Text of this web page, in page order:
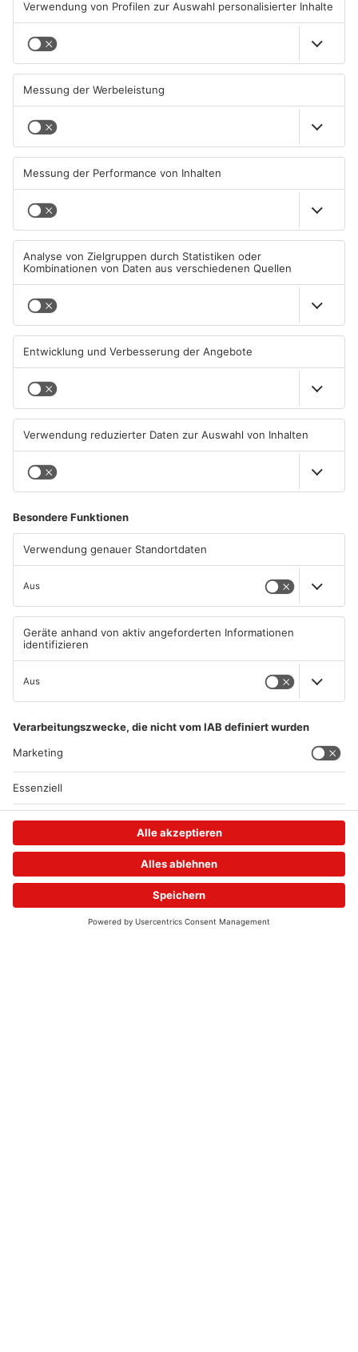
Ausstellung in Bruchköbel
zum Thema "Wasser im
Klimawandel"
07.08.2026, 05:00 UHR IN MAIN-
KINZIG-KREIS
Zwei Menschen verletzt
06.08.2026, 15:42 UHR IN MAIN-
KINZIG-KREIS
Gute Nachrichten für Pendler
im Main-Kinzig-Kreis und in
06.08.2026, 11:33 UHR IN MAIN-
05.08.2026, 07:31 UHR IN MAIN-